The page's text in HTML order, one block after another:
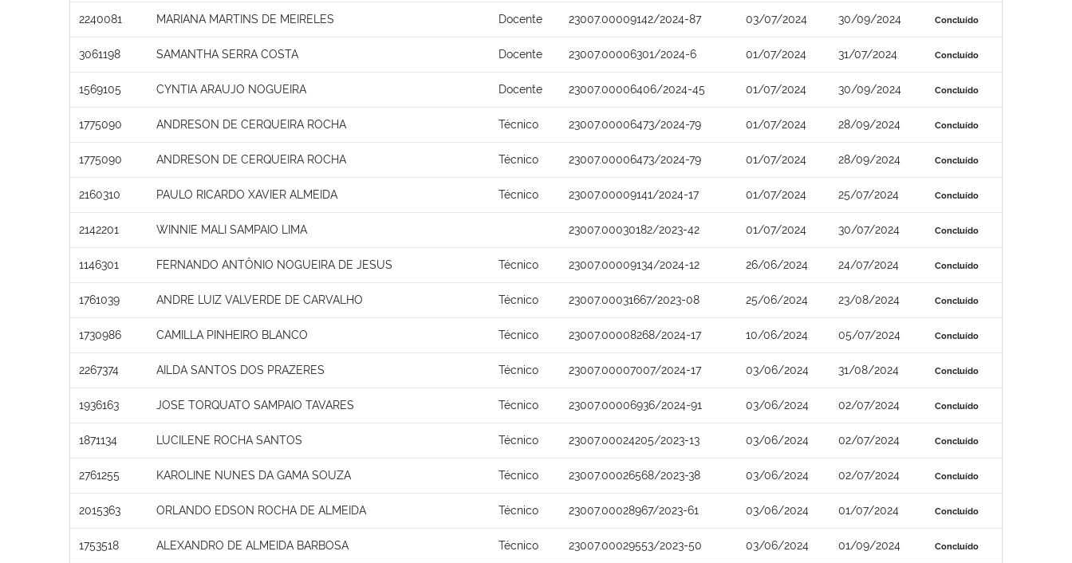
2240081 MARIANA MARTINS DE MEIRELES Docente 23007.00009142/2024-87 03/07/2024 30/09/2024 Concluído
3061198 SAMANTHA SERRA COSTA Docente 23007.00006301/2024-6 01/07/2024 31/07/2024 Concluído
1569105 CYNTIA ARAUJO NOGUEIRA Docente 23007.00006406/2024-45 01/07/2024 30/09/2024 Concluído
1775090 ANDRESON DE CERQUEIRA ROCHA Técnico 23007.00006473/2024-79 01/07/2024 28/09/2024 Concluído
1775090 ANDRESON DE CERQUEIRA ROCHA Técnico 23007.00006473/2024-79 01/07/2024 28/09/2024 Concluído
2160310 PAULO RICARDO XAVIER ALMEIDA Técnico 23007.00009141/2024-17 01/07/2024 25/07/2024 Concluído
2142201 WINNIE MALI SAMPAIO LIMA 23007.00030182/2023-42 01/07/2024 30/07/2024 Concluído
1146301 FERNANDO ANTÔNIO NOGUEIRA DE JESUS Técnico 23007.00009134/2024-12 26/06/2024 24/07/2024 Concluído
1761039 ANDRE LUIZ VALVERDE DE CARVALHO Técnico 23007.00031667/2023-08 25/06/2024 23/08/2024 Concluído
1730986 CAMILLA PINHEIRO BLANCO Técnico 23007.00008268/2024-17 10/06/2024 05/07/2024 Concluído
2267374 AILDA SANTOS DOS PRAZERES Técnico 23007.00007007/2024-17 03/06/2024 31/08/2024 Concluído
1936163 JOSE TORQUATO SAMPAIO TAVARES Técnico 23007.00006936/2024-91 03/06/2024 02/07/2024 Concluído
1871134 LUCILENE ROCHA SANTOS Técnico 23007.00024205/2023-13 03/06/2024 02/07/2024 Concluído
2761255 KAROLINE NUNES DA GAMA SOUZA Técnico 23007.00026568/2023-38 03/06/2024 02/07/2024 Concluído
2015363 ORLANDO EDSON ROCHA DE ALMEIDA Técnico 23007.00028967/2023-61 03/06/2024 01/07/2024 Concluído
1753518 ALEXANDRO DE ALMEIDA BARBOSA Técnico 23007.00029553/2023-50 03/06/2024 01/09/2024 Concluído